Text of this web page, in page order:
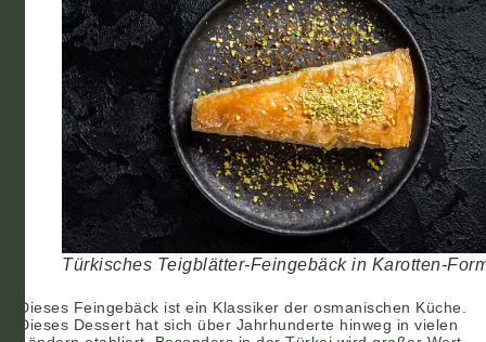
Türkisches Teigblätter-Feingebäck in Karotten-
Dieses Feingebäck ist ein Klassiker der osmanischen Küche.
Dieses Dessert hat sich über Jahrhunderte hinweg in vielen